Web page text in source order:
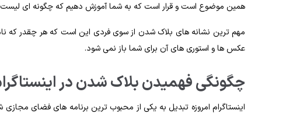
همین موضوع است و قرار است که به شما آموزش دهیم که چگونه ای لیست
مهم ترین نشانه های بلاک شدن از سوی فردی این است که هر چقدر که
عکس ها و استوری های آن برای شما باز نمی شود.
چگونگی فهمیدن بلاک شدن در
اینستاگرام امروزه تبدیل به یکی از محبوب ترین برنامه های فضای مجازی